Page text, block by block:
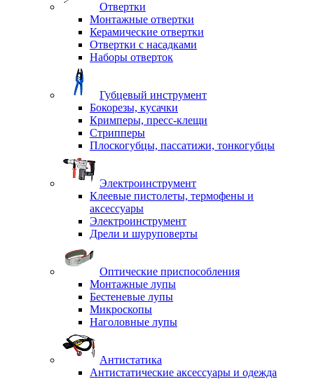
Отвертки
Монтажные отвертки
Керамические отвертки
Отвертки с насадками
Наборы отверток
Губцевый инструмент
Бокорезы, кусачки
Кримперы, пресс-клещи
Стрипперы
Плоскогубцы, пассатижи, тонкогубцы
Электроинструмент
Клеевые пистолеты, термофены и
аксессуары
Электроинструмент
Дрели и шуруповерты
Оптические приспособления
Монтажные лупы
Бестеневые лупы
Микроскопы
Наголовные лупы
Антистатика
Антистатические аксессуары и одежда